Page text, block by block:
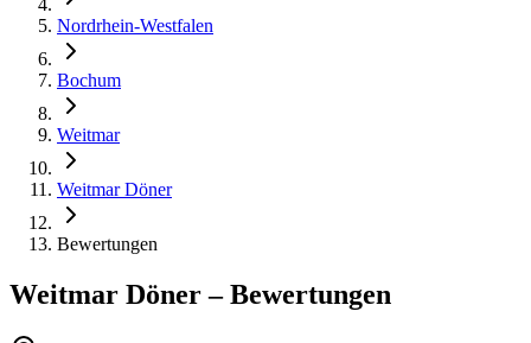
Nordrhein-Westfalen
Bochum
Weitmar
Weitmar Döner
Bewertungen
Weitmar Döner – Bewertungen